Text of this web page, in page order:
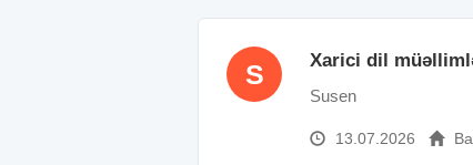
S Xarici dil
Susen
13.07.2026